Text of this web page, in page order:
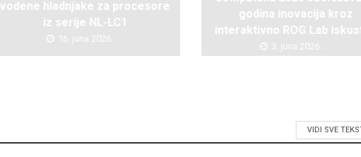
vodene hladnjake za procesore
iz serije NL-LC1
16. juna 2026.
godina inovacija kroz
interaktivno ROG Lab
3. juna 2026.
VIDI SVE